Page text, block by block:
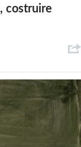
costruire